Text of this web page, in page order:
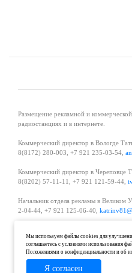
Размещение рекламной и
радиостанциях и в интернете.
Коммерческий директор в Вологде
8(8172) 280-003, +7 921 235-03-54,
Коммерческий директор в Череповце
8(8202) 57-11-11, +7 921 121-59-44,
Начальник отдела рекламы в
2-04-44, +7 921 125-06-40,
Политика в области
Мы используем файлы cookies для
соглашаетесь с условиями использования
Положениями о конфиденциальности и об
Я согласен